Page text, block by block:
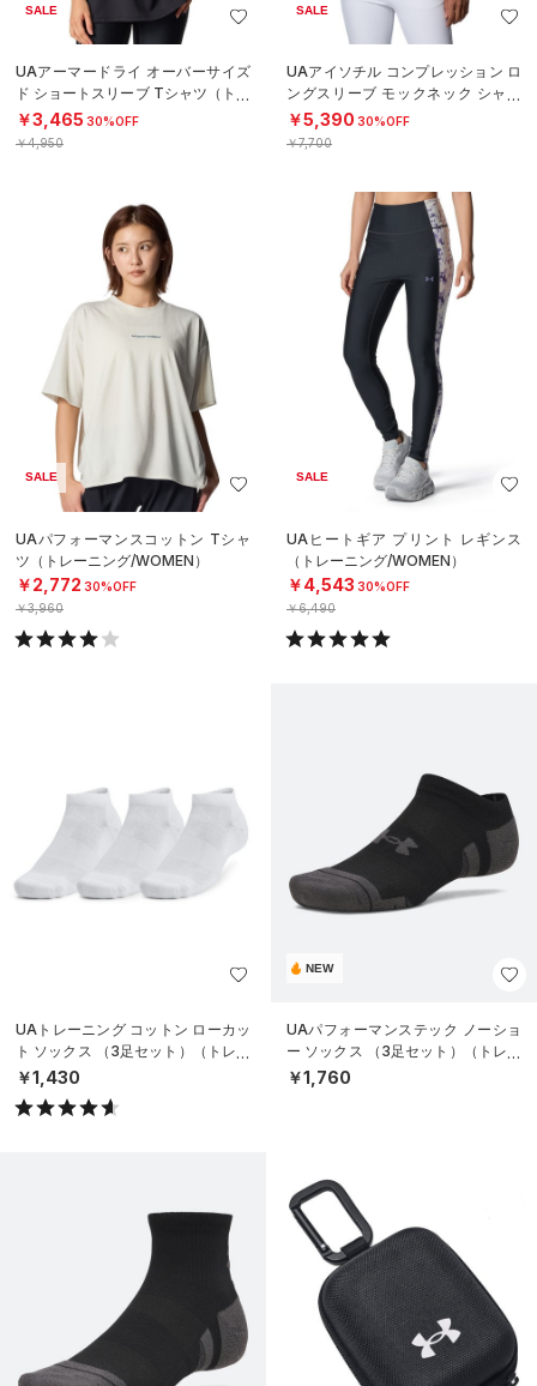
SALE
UAアーマードライ オーバーサイズ
ド ショートスリーブ Tシャツ（トレ
ーニング/WOMEN）
￥3,465 30%OFF
￥4,950
SALE
UAアイソチル コンプレッション ロ
ングスリーブ モックネック シャツ
（ゴルフ/WOMEN）
￥5,390 30%OFF
￥7,700
SALE
UAパフォーマンスコットン Tシャ
ツ（トレーニング/WOMEN）
￥2,772 30%OFF
￥3,960
SALE
UAヒートギア プリント レギンス
（トレーニング/WOMEN）
￥4,543 30%OFF
￥6,490
UAトレーニング コットン ローカッ
ト ソックス （3足セット）（トレー
ニング/UNISEX）
￥1,430
NEW
UAパフォーマンステック ノーショ
ー ソックス （3足セット）（トレー
ニング/UNISEX）
￥1,760